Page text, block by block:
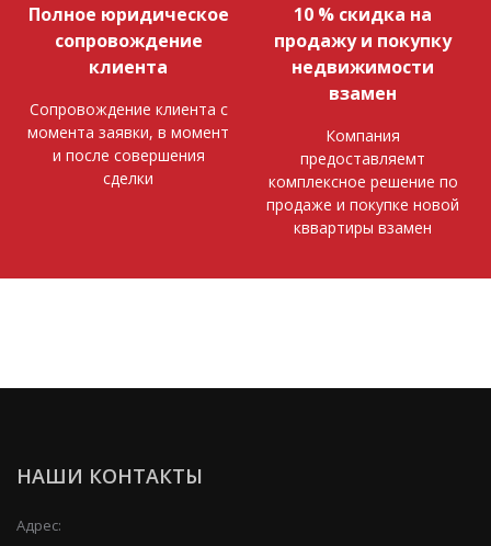
Полное юридическое
сопровождение
клиента
Сопровождение клиента с
момента заявки, в момент
и после совершения
сделки
10 % скидка на
продажу и покупку
недвижимости
взамен
Компания
предоставляемт
комплексное решение по
продаже и покупке новой
кввартиры взамен
НАШИ КОНТАКТЫ
Адрес: